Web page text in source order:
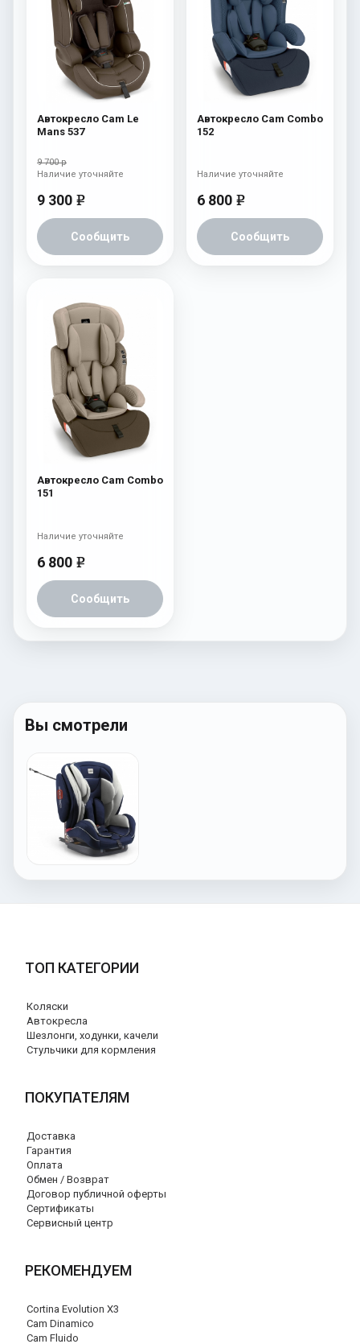
Автокресло Cam Le
Mans 537
9 700 р
9 300 e
Сообщить
Наличие уточняйте
Автокресло Cam Combo
152
6 800 e
Сообщить
Наличие уточняйте
Автокресло Cam Combo
151
6 800 e
Сообщить
Наличие уточняйте
Вы смотрели
ТОП КАТЕГОРИИ
Коляски
Автокресла
Шезлонги, ходунки, качели
Стульчики для кормления
ПОКУПАТЕЛЯМ
Доставка
Гарантия
Оплата
Обмен / Возврат
Договор публичной оферты
Сертификаты
Сервисный центр
РЕКОМЕНДУЕМ
Cortina Evolution X3
Cam Dinamico
Cam Fluido